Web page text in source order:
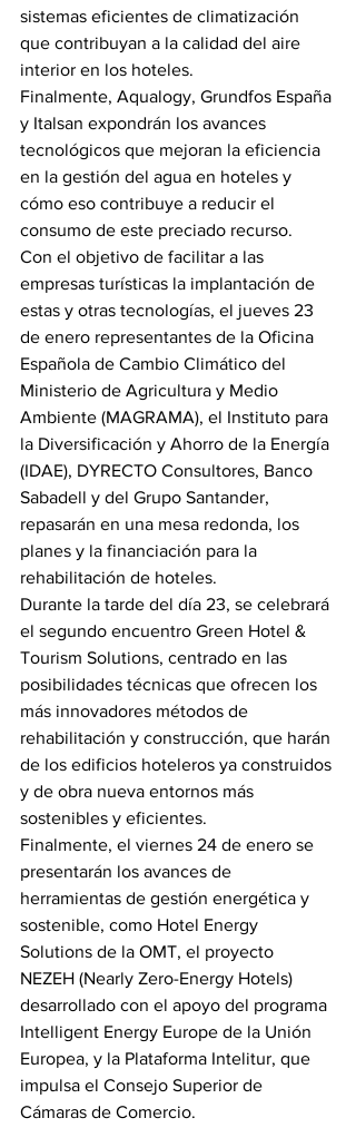
sistemas eficientes de climatización
que contribuyan a la calidad del aire
interior en los hoteles.
Finalmente, Aqualogy, Grundfos España
y Italsan expondrán los avances
tecnológicos que mejoran la eficiencia
en la gestión del agua en hoteles y
cómo eso contribuye a reducir el
consumo de este preciado recurso.
Con el objetivo de facilitar a las
empresas turísticas la implantación de
estas y otras tecnologías, el jueves 23
de enero representantes de la Oficina
Española de Cambio Climático del
Ministerio de Agricultura y Medio
Ambiente (MAGRAMA), el Instituto para
la Diversificación y Ahorro de la Energía
(IDAE), DYRECTO Consultores, Banco
Sabadell y del Grupo Santander,
repasarán en una mesa redonda, los
planes y la financiación para la
rehabilitación de hoteles.
Durante la tarde del día 23, se celebrará
el segundo encuentro Green Hotel &
Tourism Solutions, centrado en las
posibilidades técnicas que ofrecen los
más innovadores métodos de
rehabilitación y construcción, que harán
de los edificios hoteleros ya construidos
y de obra nueva entornos más
sostenibles y eficientes.
Finalmente, el viernes 24 de enero se
presentarán los avances de
herramientas de gestión energética y
sostenible, como Hotel Energy
Solutions de la OMT, el proyecto
NEZEH (Nearly Zero-Energy Hotels)
desarrollado con el apoyo del programa
Intelligent Energy Europe de la Unión
Europea, y la Plataforma Intelitur, que
impulsa el Consejo Superior de
Cámaras de Comercio.